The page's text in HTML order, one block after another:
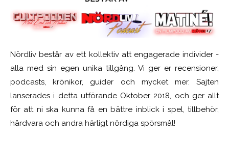
Nördliv består av ett kollektiv att engagerade individer -
alla med sin egen unika tillgång. Vi ger er recensioner,
podcasts, krönikor, guider och mycket mer. Sajten
lanserades i detta utförande Oktober 2018, och ger allt
för att ni ska kunna få en bättre inblick i spel, tillbehör,
hårdvara och andra härligt nördiga spörsmål!